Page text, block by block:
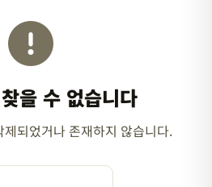
을 수 없습니다
되었거나 존재하지 않습니다.